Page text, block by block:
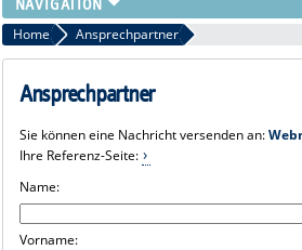
LITERATURSUCHE
SERVICE
INFORMATIONSKOMPETENZ
PUBLIZIEREN
SUCHE A-Z
Home Ansprechpartner
Ansprechpartner
Sie können eine Nachricht versenden an:
Ihre Referenz-Seite:
Name:
Vorname: